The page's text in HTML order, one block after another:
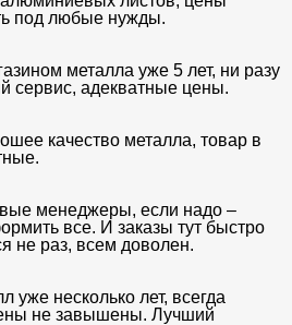
под любые нужды.
металла уже 5 лет, ни разу
сервис, адекватные цены.
качество металла, товар в
менеджеры, если надо –
все. И заказы тут быстро
не раз, всем доволен.
уже несколько лет, всегда
не завышены. Лучший